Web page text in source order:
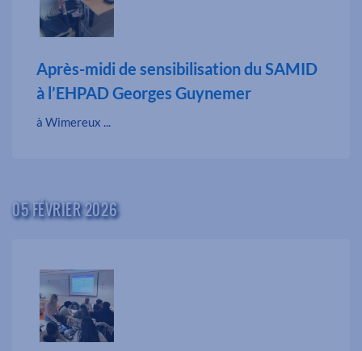
Après-midi de sensibilisation du SAMID
à l’EHPAD Georges Guynemer
à Wimereux ...
05 FÉVRIER 2026